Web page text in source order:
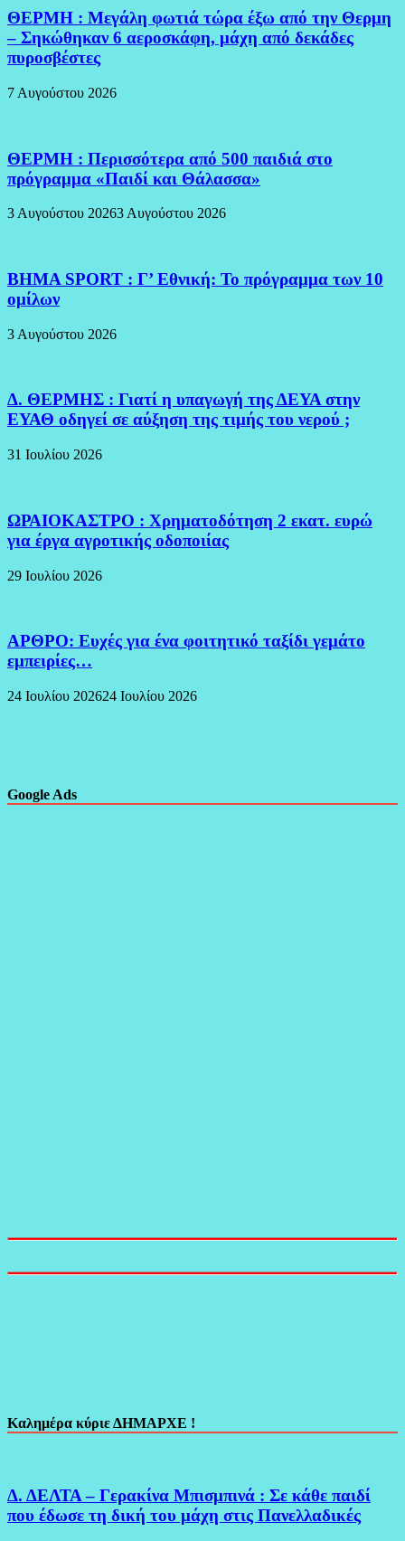
ΘΕΡΜΗ : Μεγάλη φωτιά τώρα έξω από την Θερμη
– Σηκώθηκαν 6 αεροσκάφη, μάχη από δεκάδες
πυροσβέστες
7 Αυγούστου 2026
ΘΕΡΜΗ : Περισσότερα από 500 παιδιά στο
πρόγραμμα «Παιδί και Θάλασσα»
3 Αυγούστου 20263 Αυγούστου 2026
BHMA SPORT : Γ’ Εθνική: Το πρόγραμμα των 10
ομίλων
3 Αυγούστου 2026
Δ. ΘΕΡΜΗΣ : Γιατί η υπαγωγή της ΔΕΥΑ στην
ΕΥΑΘ οδηγεί σε αύξηση της τιμής του νερού ;
31 Ιουλίου 2026
ΩΡΑΙΟΚΑΣΤΡΟ : Χρηματοδότηση 2 εκατ. ευρώ
για έργα αγροτικής οδοποιίας
29 Ιουλίου 2026
ΑΡΘΡΟ: Ευχές για ένα φοιτητικό ταξίδι γεμάτο
εμπειρίες…
24 Ιουλίου 202624 Ιουλίου 2026
Google Ads
Καλημέρα κύριε ΔΗΜΑΡΧΕ !
Δ. ΔΕΛΤΑ – Γερακίνα Μπισμπινά : Σε κάθε παιδί
που έδωσε τη δική του μάχη στις Πανελλαδικές